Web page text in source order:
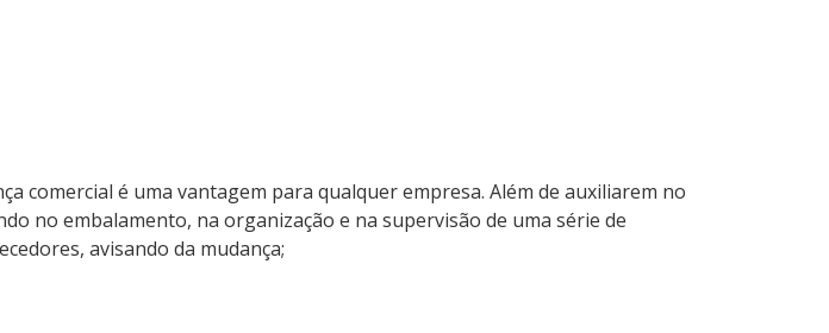
comercial é uma vantagem para qualquer empresa. Além de auxiliarem no
no embalamento, na organização e na supervisão de uma série de
avisando da mudança;